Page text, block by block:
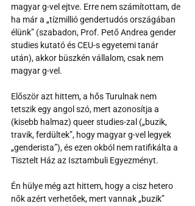
magyar g-vel ejtve. Erre nem számítottam, de
ha már a „tízmillió gendertudós országában
élünk” (szabadon, Prof. Pető Andrea gender
studies kutató és CEU-s egyetemi tanár
után), akkor büszkén vállalom, csak nem
magyar g-vel.
Először azt hittem, a hős Turulnak nem
tetszik egy angol szó, mert azonosítja a
(kisebb halmaz) queer studies-zal („buzik,
travik, ferdültek”, hogy magyar g-vel legyek
„genderista”), és ezen okból nem ratifikálta a
Tisztelt Ház az Isztambuli Egyezményt.
Én hülye még azt hittem, hogy a cisz hetero
nők azért verhetőek, mert vannak „buzik”